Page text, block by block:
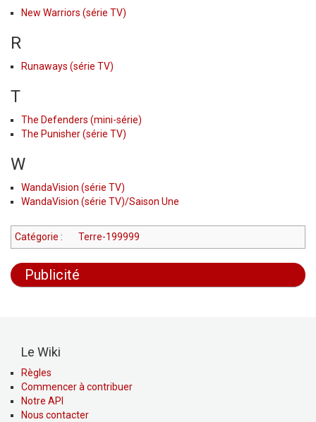
New Warriors (série TV)
R
Runaways (série TV)
T
The Defenders (mini-série)
The Punisher (série TV)
W
WandaVision (série TV)
WandaVision (série TV)/Saison Une
Catégorie : Terre-199999
Publicité
Le Wiki
Règles
Commencer à contribuer
Notre API
Nous contacter